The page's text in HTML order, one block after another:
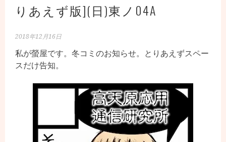
りあえず版](日)東ノ04A
2018年12月16日
私が螢屋です。冬コミのお知らせ。とりあえずスペー
スだけ告知。